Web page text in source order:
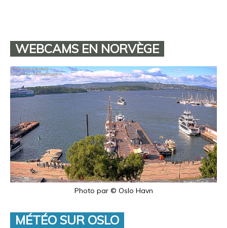
WEBCAMS EN NORVÈGE
Photo par © Oslo Havn
MÉTÉO SUR OSLO